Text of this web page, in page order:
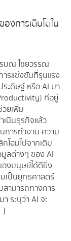
งการเติบโตใน
รมณ ไชยวรรณ
รแข่งขันที่รุนแรง
ระดิษฐ์ หรือ AI มา
ที่อยู่
ยเพิ่ม
เนินธุรกิจแล้ว
การทำงาน ความ
โฉมไปจากเดิม
ลต่างๆ ของ AI
องมนุษย์ได้ดียิ่ง
เป็นยุทธศาสตร์
ามารถทางการ
ระบุว่า AI จะ